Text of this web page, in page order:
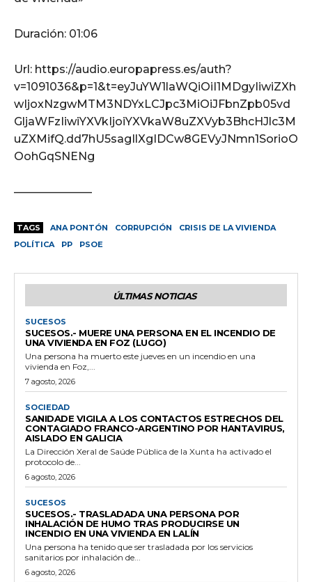
Duración: 01:06
Url: https://audio.europapress.es/auth?
v=1091036&p=1&t=eyJuYW1laWQiOiI1MDgyIiwiZXh
wIjoxNzgwMTM3NDYxLCJpc3MiOiJFbnZpb05vd
GljaWFzIiwiYXVkIjoiYXVkaW8uZXVyb3BhcHJlc3M
uZXMifQ.dd7hU5sagIlXgIDCw8GEVyJNmn1SorioO
OohGqSNENg
———————
TAGS ANA PONTÓN CORRUPCIÓN
CRISIS DE LA VIVIENDA
POLÍTICA
PP PSOE
ÚLTIMAS NOTICIAS
SUCESOS
SUCESOS.- MUERE UNA PERSONA EN EL INCENDIO DE
UNA VIVIENDA EN FOZ (LUGO)
Una persona ha muerto este jueves en un incendio en una
vivienda en Foz,...
7 agosto, 2026
SOCIEDAD
SANIDADE VIGILA A LOS CONTACTOS ESTRECHOS DEL
CONTAGIADO FRANCO-ARGENTINO POR HANTAVIRUS,
AISLADO EN GALICIA
La Dirección Xeral de Saúde Pública de la Xunta ha activado el
protocolo de...
6 agosto, 2026
SUCESOS
SUCESOS.- TRASLADADA UNA PERSONA POR
INHALACIÓN DE HUMO TRAS PRODUCIRSE UN
INCENDIO EN UNA VIVIENDA EN LALÍN
Una persona ha tenido que ser trasladada por los servicios
sanitarios por inhalación de...
6 agosto, 2026